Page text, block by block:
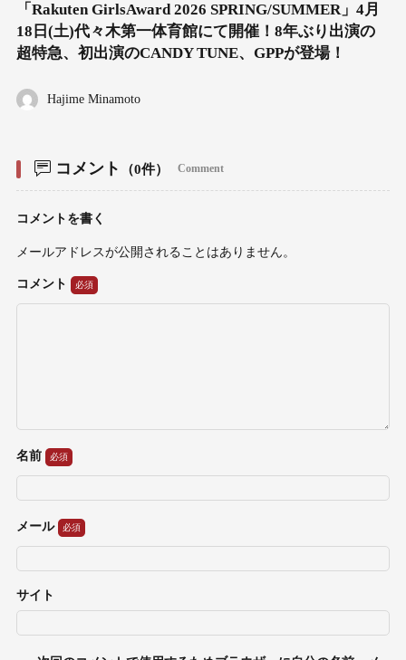
「Rakuten GirlsAward 2026 SPRING/SUMMER」4月
18日(土)代々木第一体育館にて開催！8年ぶり出演の
超特急、初出演のCANDY TUNE、GPPが登場！
Hajime Minamoto
コメント （0件） Comment
コメントを書く
メールアドレスが公開されることはありません。
コメント
名前
メール
サイト